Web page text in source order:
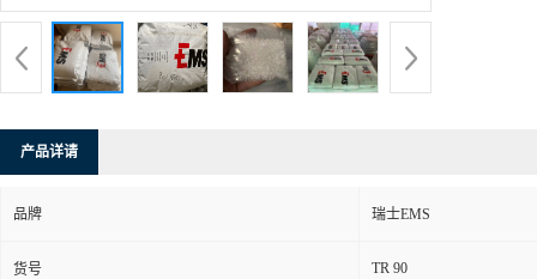
产品详请
品牌 瑞士EMS
货号 TR 90